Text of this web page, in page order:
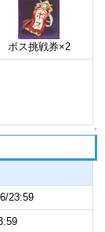
ボス挑戦券×2
↑
23:59